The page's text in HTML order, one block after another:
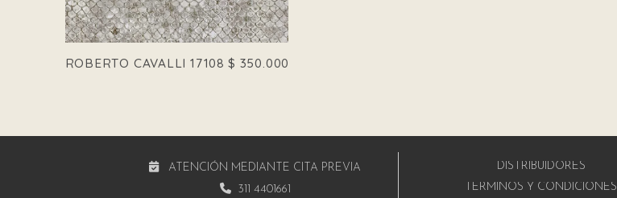
ROBERTO CAVALLI 17108 $ 350.000
ATENCIÓN MEDIANTE CITA PREVIA
311 4401661
DISTRIBUIDORES
TÉRMINOS Y CONDICIONES